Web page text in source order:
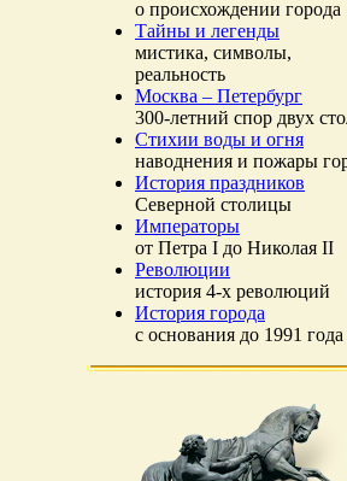
о происхождении города
Тайны и легенды
мистика, символы,
реальность
Москва – Петербург
300-летний спор двух
Стихии воды и огня
наводнения и пожары
История праздников
Северной столицы
Императоры
от Петра I до Николая II
Революции
история 4-х революций
История города
с основания до 1991 года